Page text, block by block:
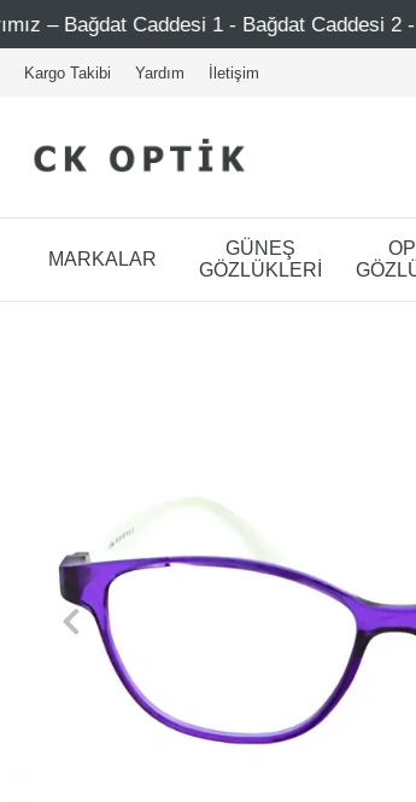
Caddesi 1 - Bağdat Caddesi 2 - Nişantaşı
Kargo Takibi Yardım İletişim
MARKALAR
GÜNEŞ
GÖZLÜKLERİ